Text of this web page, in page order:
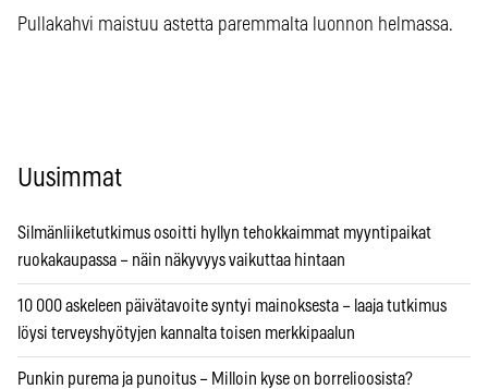
Pullakahvi maistuu astetta paremmalta luonnon helmassa.
Uusimmat
Silmänliiketutkimus osoitti hyllyn tehokkaimmat myyntipaikat
ruokakaupassa – näin näkyvyys vaikuttaa hintaan
10 000 askeleen päivätavoite syntyi mainoksesta – laaja tutkimus
löysi terveyshyötyjen kannalta toisen merkkipaalun
Punkin purema ja punoitus – Milloin kyse on borrelioosista?